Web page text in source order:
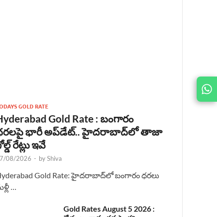
JOIN
US ON
GOLD RATE
Gold Rate : బంగారం
భారీ అప్‌డేట్.. హైదరాబాద్‌లో తాజా
రేట్లు ఇవే
08/2026 - byShiva
Gold Rate: హైదరాబాద్‌లో బంగారం ధరలు
…
Gold Rates August 5 2026 :